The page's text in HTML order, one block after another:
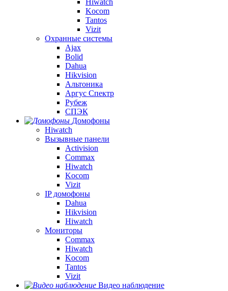
Hiwatch
Kocom
Tantos
Vizit
Охранные системы
Ajax
Bolid
Dahua
Hikvision
Альтоника
Аргус Спектр
Рубеж
СПЭК
Домофоны
Hiwatch
Вызывные панели
Activision
Commax
Hiwatch
Kocom
Vizit
IP домофоны
Dahua
Hikvision
Hiwatch
Мониторы
Commax
Hiwatch
Kocom
Tantos
Vizit
Видео наблюдение